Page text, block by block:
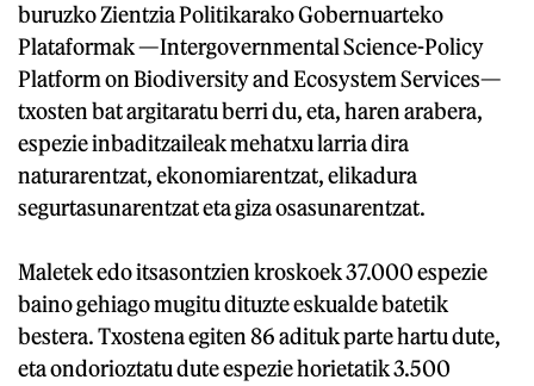
buruzko Zientzia Politikarako Gobernuarteko
Plataformak —Intergovernmental Science-Policy
Platform on Biodiversity and Ecosystem Services—
txosten bat argitaratu berri du, eta, haren arabera,
espezie inbaditzaileak mehatxu larria dira
naturarentzat, ekonomiarentzat, elikadura
segurtasunarentzat eta giza osasunarentzat.
Maletek edo itsasontzien kroskoek 37.000 espezie
baino gehiago mugitu dituzte eskualde batetik
bestera. Txostena egiten 86 adituk parte hartu dute,
eta ondorioztatu dute espezie horietatik 3.500